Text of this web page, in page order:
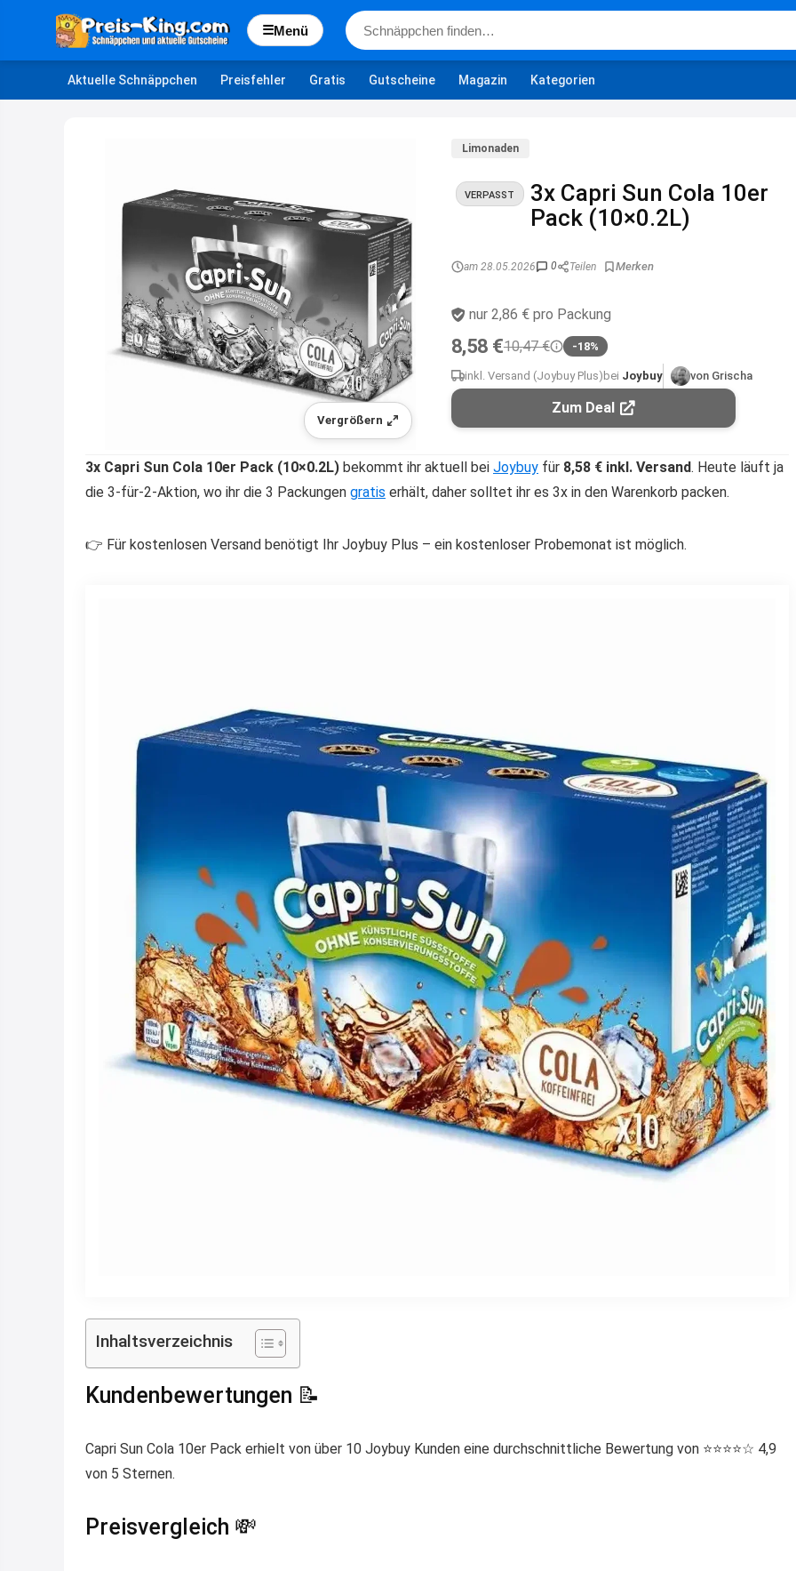
☰Menü
Aktuelle Schnäppchen Preisfehler Gratis Gutscheine Magazin Kategorien
Vergrößern
Limonaden
VERPASST
3x Capri Sun Cola 10er
Pack (10×0.2L)
am 28.05.2026 0 Teilen
nur 2,86 € pro Packung
8,58 €10,47 € -18%
inkl. Versand (Joybuy Plus) bei Joybuy von Grischa
Zum Deal
3x Capri Sun Cola 10er Pack (10×0.2L) bekommt ihr aktuell bei Joybuy für 8,58 € inkl. Versand. Heute läuft ja
die 3-für-2-Aktion, wo ihr die 3 Packungen gratis erhält, daher solltet ihr es 3x in den Warenkorb packen.
👉 Für kostenlosen Versand benötigt Ihr Joybuy Plus – ein kostenloser Probemonat ist möglich.
Inhaltsverzeichnis
Kundenbewertungen 📝
Capri Sun Cola 10er Pack erhielt von über 10 Joybuy Kunden eine durchschnittliche Bewertung von ⭐️⭐️⭐️⭐️☆ 4,9
von 5 Sternen.
Preisvergleich 💸